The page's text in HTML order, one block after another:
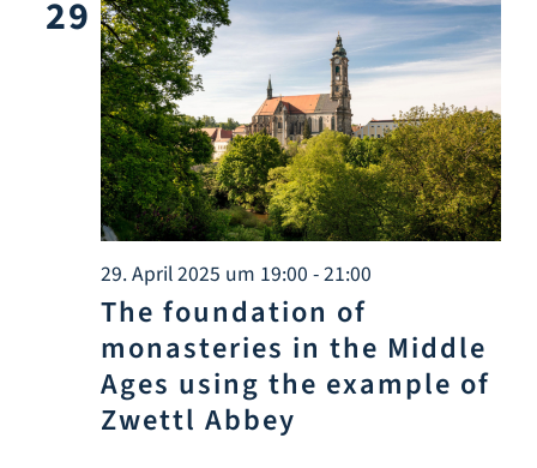
29
29. April 2025 um 19:00 -21:00
The foundation of
monasteries in the Middle
Ages using the example of
Zwettl Abbey